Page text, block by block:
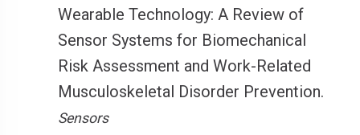
Wearable Technology: A Review of
Sensor Systems for Biomechanical
Risk Assessment and Work-Related
Musculoskeletal Disorder Prevention.
Sensors